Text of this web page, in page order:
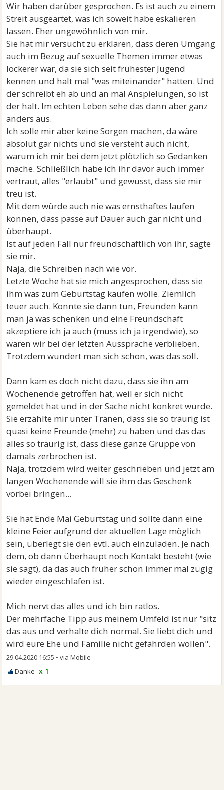
Wir haben darüber gesprochen. Es ist auch zu einem
Streit ausgeartet, was ich soweit habe eskalieren
lassen. Eher ungewöhnlich von mir.
Sie hat mir versucht zu erklären, dass deren Umgang
auch im Bezug auf sexuelle Themen immer etwas
lockerer war, da sie sich seit frühester Jugend
kennen und halt mal "was miteinander" hatten. Und
der schreibt eh ab und an mal Anspielungen, so ist
der halt. Im echten Leben sehe das dann aber ganz
anders aus.
Ich solle mir aber keine Sorgen machen, da wäre
absolut gar nichts und sie versteht auch nicht,
warum ich mir bei dem jetzt plötzlich so Gedanken
mache. Schließlich habe ich ihr davor auch immer
vertraut, alles "erlaubt" und gewusst, dass sie mir
treu ist.
Mit dem würde auch nie was ernsthaftes laufen
können, dass passe auf Dauer auch gar nicht und
überhaupt.
Ist auf jeden Fall nur freundschaftlich von ihr, sagte
sie mir.
Naja, die Schreiben nach wie vor.
Letzte Woche hat sie mich angesprochen, dass sie
ihm was zum Geburtstag kaufen wolle. Ziemlich
teuer auch. Konnte sie dann tun, Freunden kann
man ja was schenken und eine Freundschaft
akzeptiere ich ja auch (muss ich ja irgendwie), so
waren wir bei der letzten Aussprache verblieben.
Trotzdem wundert man sich schon, was das soll.
Dann kam es doch nicht dazu, dass sie ihn am
Wochenende getroffen hat, weil er sich nicht
gemeldet hat und in der Sache nicht konkret wurde.
Sie erzählte mir unter Tränen, dass sie so traurig ist
quasi keine Freunde (mehr) zu haben und das das
alles so traurig ist, dass diese ganze Gruppe von
damals zerbrochen ist.
Naja, trotzdem wird weiter geschrieben und jetzt am
langen Wochenende will sie ihm das Geschenk
vorbei bringen...
Sie hat Ende Mai Geburtstag und sollte dann eine
kleine Feier aufgrund der aktuellen Lage möglich
sein, überlegt sie den evtl. auch einzuladen. Je nach
dem, ob dann überhaupt noch Kontakt besteht (wie
sie sagt), da das auch früher schon immer mal zügig
wieder eingeschlafen ist.
Mich nervt das alles und ich bin ratlos.
Der mehrfache Tipp aus meinem Umfeld ist nur "sitz
das aus und verhalte dich normal. Sie liebt dich und
wird eure Ehe und Familie nicht gefährden wollen".
29.04.2020 16:55 •
x 1